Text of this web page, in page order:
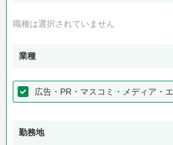
職種は選択されていません
業種
広告・PR・マスコミ・メディア・
勤務地